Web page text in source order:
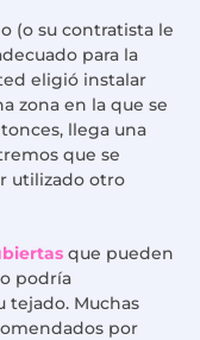
(o su contratista le
para la
eligió instalar
zona en la que se
llega una
que se
utilizado otro
que pueden
podría
tejado. Muchas
por